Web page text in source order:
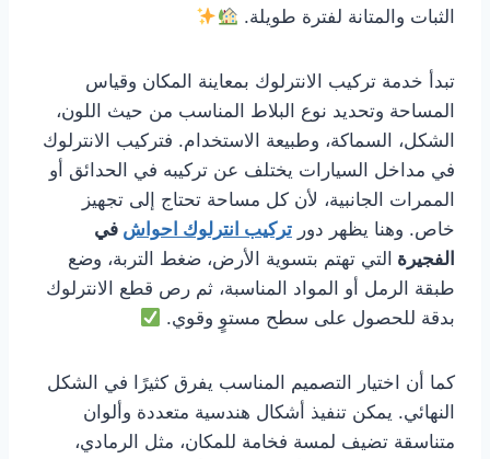
الثبات والمتانة لفترة طويلة.
تبدأ خدمة تركيب الانترلوك بمعاينة المكان وقياس
المساحة وتحديد نوع البلاط المناسب من حيث اللون،
الشكل، السماكة، وطبيعة الاستخدام. فتركيب الانترلوك
في مداخل السيارات يختلف عن تركيبه في الحدائق أو
الممرات الجانبية، لأن كل مساحة تحتاج إلى تجهيز
خاص. وهنا يظهر دور تركيب انترلوك احواش في
الفجيرة التي تهتم بتسوية الأرض، ضغط التربة، وضع
طبقة الرمل أو المواد المناسبة، ثم رص قطع الانترلوك
بدقة للحصول على سطح مستوٍ وقوي.
كما أن اختيار التصميم المناسب يفرق كثيرًا في الشكل
النهائي. يمكن تنفيذ أشكال هندسية متعددة وألوان
متناسقة تضيف لمسة فخامة للمكان، مثل الرمادي،